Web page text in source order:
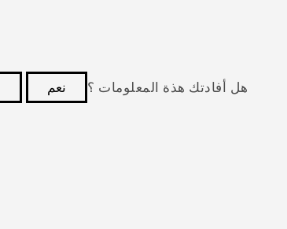
هل أفادتك هذة المعلومات ؟ نعم